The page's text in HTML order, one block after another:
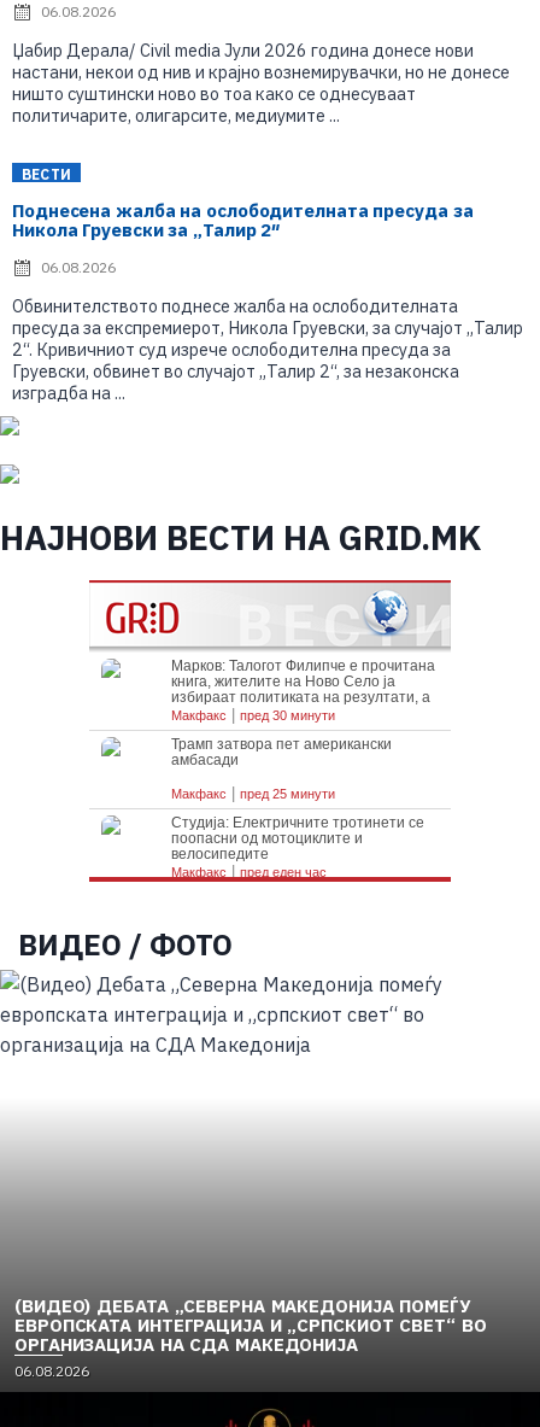
молчи пред Украина
06.08.2026
Џабир Дерала/ Civil media Јули 2026 година донесе нови
настани, некои од нив и крајно вознемирувачки, но не донесе
ништо суштински ново во тоа како се однесуваат
политичарите, олигарсите, медиумите ...
ВЕСТИ
Поднесена жалба на ослободителната пресуда за
Никола Груевски за „Талир 2″
06.08.2026
Обвинителството поднесе жалба на ослободителната
пресуда за експремиерот, Никола Груевски, за случајот „Талир
2“. Кривичниот суд изрече ослободителна пресуда за
Груевски, обвинет во случајот „Талир 2“, за незаконска
изградба на ...
НАЈНОВИ ВЕСТИ НА GRID.MK
ВИДЕО / ФОТО
(ВИДЕО) ДЕБАТА „СЕВЕРНА МАКЕДОНИЈА ПОМЕЃУ
ЕВРОПСКАТА ИНТЕГРАЦИЈА И „СРПСКИОТ СВЕТ“ ВО
ОРГАНИЗАЦИЈА НА СДА МАКЕДОНИЈА
06.08.2026